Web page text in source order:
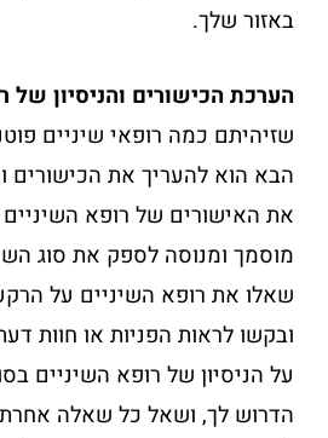
באזור שלך.
הערכתהכישורים והניסיון של
שזיהיתם כמה רופאי שיניים
הבא הוא להעריך את הכישורים
את האישורים של רופא
מוסמך ומנוסה לספק את סוג
שאלו את רופא השיניים על
ובקשו לראות הפניות או חוות
על הניסיון של רופא השיניים
הדרוש לך, ושאל כל שאלה